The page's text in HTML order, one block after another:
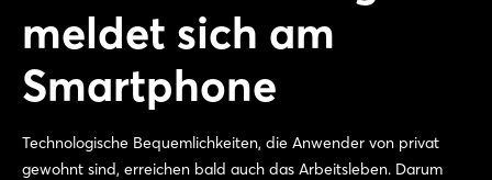
meldet sich am
Smartphone
Technologische Bequemlichkeiten, die Anwender von privat
gewohnt sind, erreichen bald auch das Arbeitsleben. Darum